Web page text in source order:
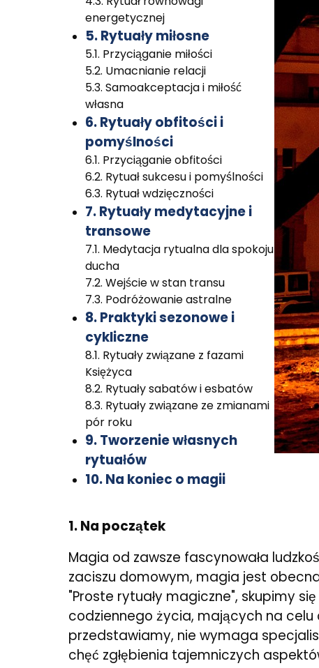
energetycznej
5. Rytuały miłosne
5.1. Przyciąganie miłości
5.2. Umacnianie relacji
5.3. Samoakceptacja i miłość
własna
6. Rytuały obfitości i
pomyślności
6.1. Przyciąganie obfitości
6.2. Rytuał sukcesu i pomyślności
6.3. Rytuał wdzięczności
7. Rytuały medytacyjne i
transowe
7.1. Medytacja rytualna dla spokoju
ducha
7.2. Wejście w stan transu
7.3. Podróżowanie astralne
8. Praktyki sezonowe i
cykliczne
8.1. Rytuały związane z fazami
Księżyca
8.2. Rytuały sabatów i esbatów
8.3. Rytuały związane ze zmianami
pór roku
9. Tworzenie własnych
rytuałów
10. Na koniec o magii
1. Na początek
Magia od zawsze fascynowała
zaciszu domowym, magia jest
"Proste rytuały magiczne", skupimy
codziennego życia, mających na celu
przedstawiamy, nie wymaga
chęć zgłębienia tajemniczych